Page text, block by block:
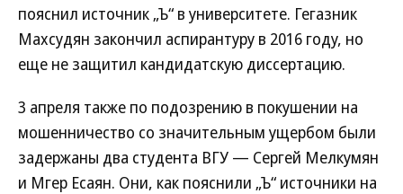
пояснил источник „Ъ“ в университете. Гегазник
Махсудян закончил аспирантуру в 2016 году, но
еще не защитил кандидатскую диссертацию.
3 апреля также по подозрению в покушении на
мошенничество со значительным ущербом были
задержаны два студента ВГУ — Сергей Мелкумян
и Мгер Есаян. Они, как пояснили „Ъ“ источники на